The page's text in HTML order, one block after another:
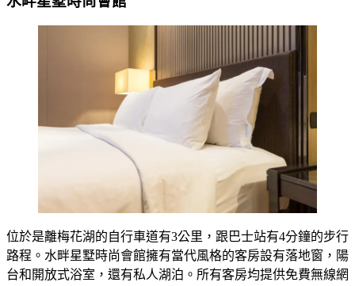
位於是離梅花湖的自行車道有3公里，跟巴士站有4分鐘的步行
路程。水畔星墅時尚會館擁有當代風格的客房設有落地窗，陽
台和開放式浴室，還有私人湖泊。所有客房均提供免費無線網